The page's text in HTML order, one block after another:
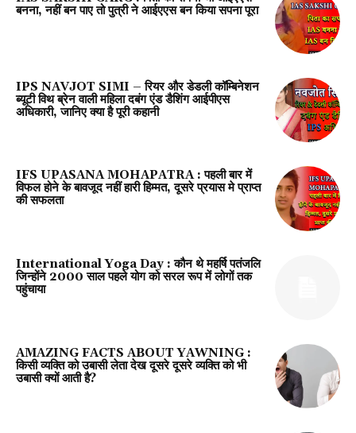
बनना, नहीं बन पाए तो पुत्री ने आईएएस बन किया सपना पूरा
IPS NAVJOT SIMI – रियर और डेडली कॉम्बिनेशन
ब्यूटी विथ ब्रेन वाली महिला दबंग एंड डैशिंग आईपीएस
अधिकारी, जानिए क्या है पूरी कहानी
IFS UPASANA MOHAPATRA : पहली बार में
विफल होने के बावजूद नहीं हारी हिम्मत, दूसरे प्रयास मे प्राप्त
की सफलता
International Yoga Day : कौन थे महर्षि पतंजलि
जिन्होंने 2000 साल पहले योग को सरल रूप में लोगों तक
पहुंचाया
AMAZING FACTS ABOUT YAWNING :
किसी व्यक्ति को उबासी लेता देख दूसरे दूसरे व्यक्ति को भी
उबासी क्यों आती है?